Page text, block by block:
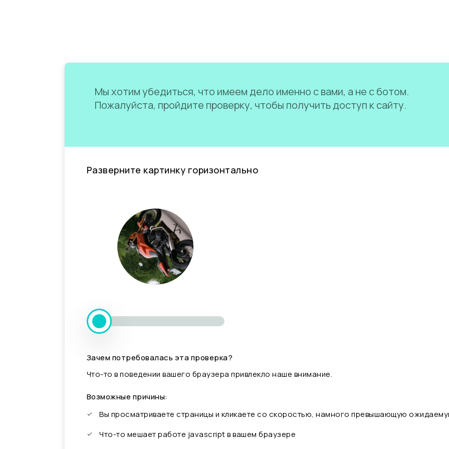
Мы хотим убедиться, что имеем дело именно с вами, а не с ботом.
Пожалуйста, пройдите проверку, чтобы получить доступ к сайту.
Разверните картинку горизонтально
Зачем потребовалась эта проверка?
Что-то в поведении вашего браузера привлекло наше внимание.
Возможные причины:
Вы просматриваете страницы и кликаете со скоростью, намного превышающую
Что-то мешает работе javascript в вашем браузере